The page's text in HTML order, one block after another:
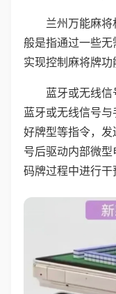
兰州万能麻
般是指通过一些
实现控制麻将牌功
蓝牙或无线
蓝牙或无线信号
好牌型等指令，
号后驱动内部微型
码牌过程中进行干